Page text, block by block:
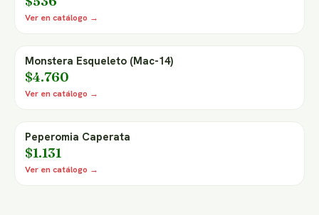
Ver en catálogo →
Monstera Esqueleto (Mac-14)
$4.760
Ver en catálogo →
Peperomia Caperata
$1.131
Ver en catálogo →